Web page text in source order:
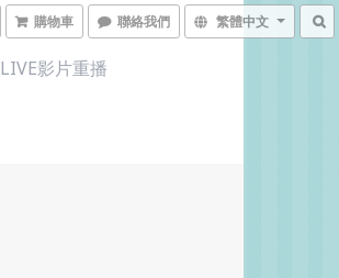
購物車 聯絡我們 繁體中文
LIVE影片重播